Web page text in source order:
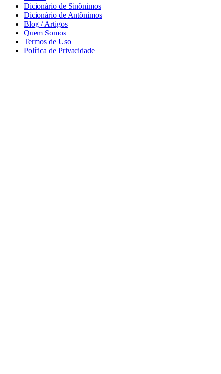
Dicionário de Sinônimos
Dicionário de Antônimos
Blog / Artigos
Quem Somos
Termos de Uso
Política de Privacidade